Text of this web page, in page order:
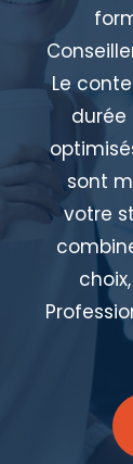
Le
sont
votre